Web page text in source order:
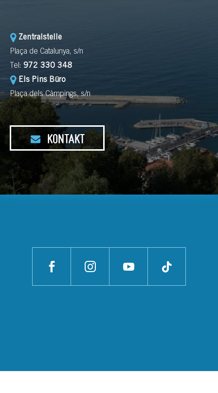
Zentralstelle
Plaça de Catalunya, s/n
Tel: 972 330 348
Els Pins Büro
Plaça dels Càmpings, s/n
KONTAKT